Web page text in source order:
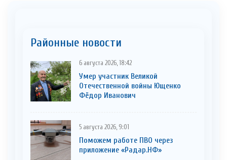
Районные новости
6 августа 2026, 18:42
Умер участник Великой
Отечественной войны Ющенко
Фёдор Иванович
5 августа 2026, 9:01
Поможем работе ПВО через
приложение «Радар.НФ»